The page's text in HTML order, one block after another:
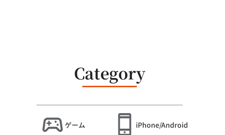
Category
ゲーム iPhone/Android